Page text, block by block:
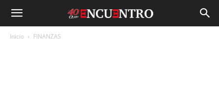
Inicio FINANZAS